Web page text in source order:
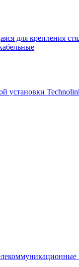
для крепления
установки